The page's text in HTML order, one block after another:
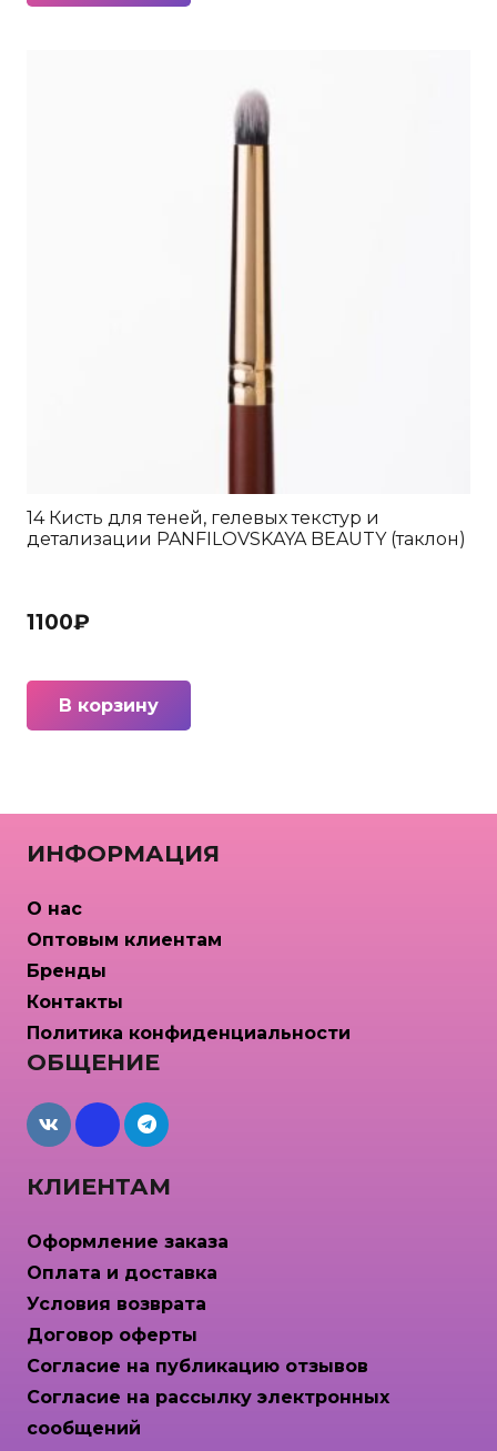
14 Кисть для теней, гелевых текстур и
детализации PANFILOVSKAYA BEAUTY (таклон)
1100₽
В корзину
КЛИЕНТАМ
Оформление заказа
Оплата и доставка
Условия возврата
Договор оферты
Согласие на публикацию отзывов
Согласие на рассылку электронных
сообщений
ОБЩЕНИЕ
maxcdn
ИНФОРМАЦИЯ
О нас
Оптовым клиентам
Бренды
Контакты
Политика конфиденциальности